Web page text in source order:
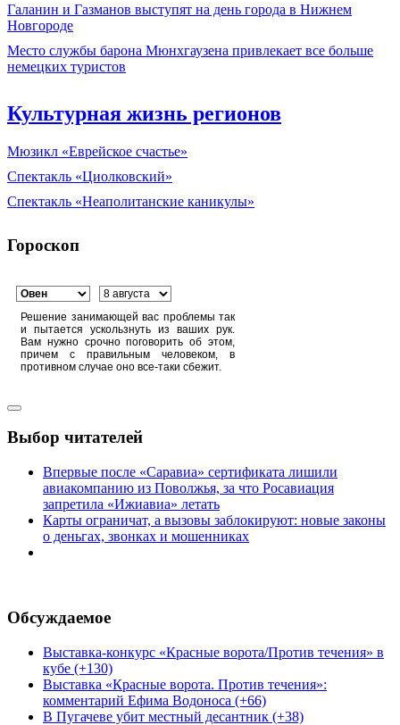
Галанин и Газманов выступят на день города в Нижнем
Новгороде
Место службы барона Мюнхгаузена привлекает все больше
немецких туристов
Культурная жизнь регионов
Мюзикл «Еврейское счастье»
Спектакль «Циолковский»
Спектакль «Неаполитанские каникулы»
Гороскоп
Решение занимающей вас проблемы так
и пытается ускользнуть из ваших рук.
Вам нужно срочно поговорить об этом,
причем с правильным человеком, в
противном случае оно все-таки сбежит.
Выбор читателей
Впервые после «Саравиа» сертификата лишили
авиакомпанию из Поволжья, за что Росавиация
запретила «Ижиавиа» летать
Карты ограничат, а вызовы заблокируют: новые законы
о деньгах, звонках и мошенниках
Обсуждаемое
Выставка-конкурс «Красные ворота/Против течения» в
кубе (+130)
Выставка «Красные ворота. Против течения»:
комментарий Ефима Водоноса (+66)
В Пугачеве убит местный десантник (+38)